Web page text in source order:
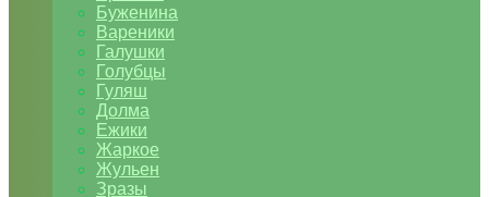
Буженина
Вареники
Галушки
Голубцы
Гуляш
Долма
Ежики
Жаркое
Жульен
Зразы